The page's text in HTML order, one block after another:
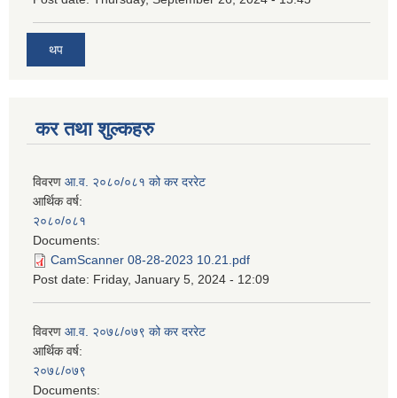
थप
कर तथा शुल्कहरु
विवरण आ.व. २०८०/०८१ को कर दररेट
आर्थिक वर्ष:
२०८०/०८१
Documents:
CamScanner 08-28-2023 10.21.pdf
Post date: Friday, January 5, 2024 - 12:09
विवरण आ.व. २०७८/०७९ को कर दररेट
आर्थिक वर्ष:
२०७८/०७९
Documents: